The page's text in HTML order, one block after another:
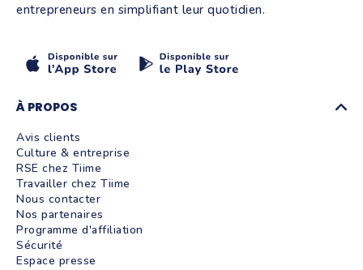
entrepreneurs en simplifiant leur quotidien.
À PROPOS
Avis clients
Culture & entreprise
RSE chez Tiime
Travailler chez Tiime
Nous contacter
Nos partenaires
Programme d'affiliation
Sécurité
Espace presse